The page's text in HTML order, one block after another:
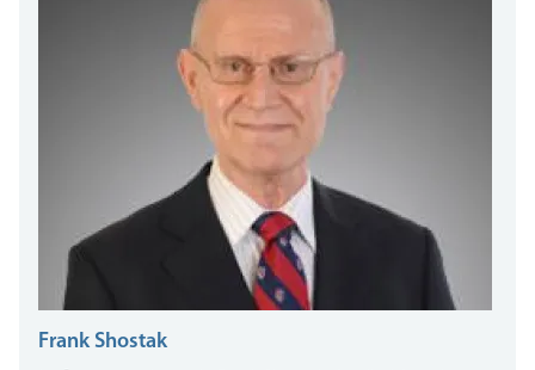
Frank Shostak